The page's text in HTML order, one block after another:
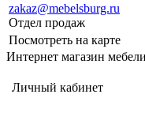
zakaz@mebelsburg.ru
Отдел продаж
Посмотреть на карте
Интернет магазин мебели
Личный кабинет